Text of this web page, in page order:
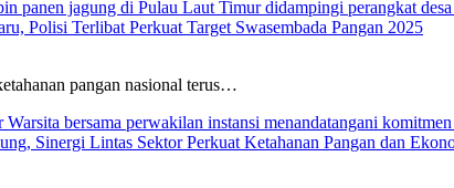
Polisi Terlibat Perkuat Target Swasembada Pangan 2025
pangan nasional terus…
Sinergi Lintas Sektor Perkuat Ketahanan Pangan dan